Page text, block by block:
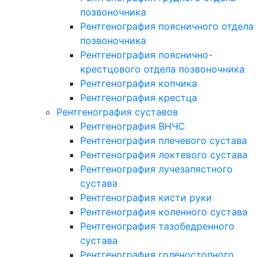
позвоночника
Рентгенография поясничного отдела
позвоночника
Рентгенография пояснично-
крестцового отдела позвоночника
Рентгенография копчика
Рентгенография крестца
Рентгенография суставов
Рентгенография ВНЧС
Рентгенография плечевого сустава
Рентгенография локтевого сустава
Рентгенография лучезапястного
сустава
Рентгенография кисти руки
Рентгенография коленного сустава
Рентгенография тазобедренного
сустава
Рентгенография голеностопного